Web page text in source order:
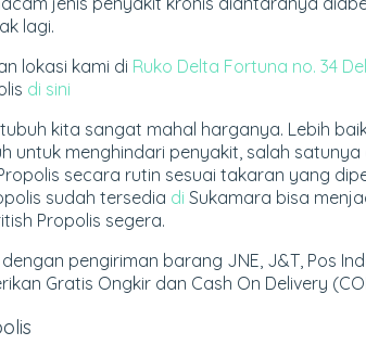
lagi.
lokasi kami di Ruko Delta Fortuna no. 34
di sini
kita sangat mahal harganya. Lebih
untuk menghindari penyakit, salah
secara rutin sesuai takaran yang
sudah tersedia di Sukamara bisa
Propolis segera.
pengiriman barang JNE, J&T, Pos
Gratis Ongkir dan Cash On Delivery